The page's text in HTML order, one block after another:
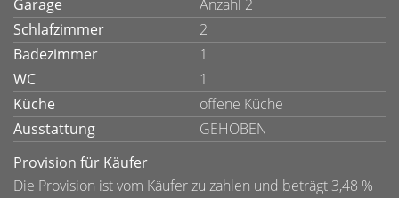
Garage
Anzahl 2
Schlafzimmer
2
Badezimmer
1
WC
1
Küche
offene Küche
Ausstattung
GEHOBEN
Provision für Käufer
Die Provision ist vom Käufer zu zahlen und beträgt 3,48 %